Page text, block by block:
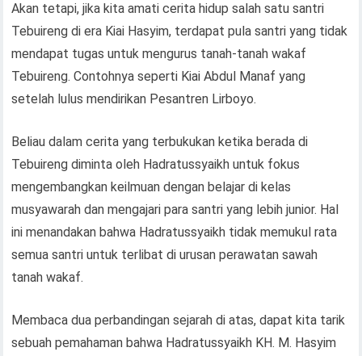
Akan tetapi, jika kita amati cerita hidup salah satu santri
Tebuireng di era Kiai Hasyim, terdapat pula santri yang tidak
mendapat tugas untuk mengurus tanah-tanah wakaf
Tebuireng. Contohnya seperti Kiai Abdul Manaf yang
setelah lulus mendirikan Pesantren Lirboyo.
Beliau dalam cerita yang terbukukan ketika berada di
Tebuireng diminta oleh Hadratussyaikh untuk fokus
mengembangkan keilmuan dengan belajar di kelas
musyawarah dan mengajari para santri yang lebih junior. Hal
ini menandakan bahwa Hadratussyaikh tidak memukul rata
semua santri untuk terlibat di urusan perawatan sawah
tanah wakaf.
Membaca dua perbandingan sejarah di atas, dapat kita tarik
sebuah pemahaman bahwa Hadratussyaikh KH. M. Hasyim